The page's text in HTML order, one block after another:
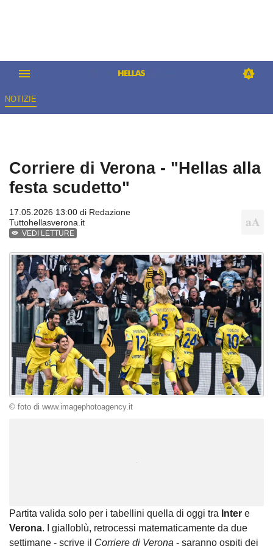
NOTIZIE
Corriere di Verona - "Hellas alla
festa scudetto"
17.05.2026 13:00 di Redazione
Tuttohellasverona.it
VEDI LETTURE
© foto di www.imagephotoagency.it
Partita valida solo per i tabellini quella di oggi tra Inter e
Verona. I gialloblù, retrocessi matematicamente da due
settimane - scrive il Corriere di Verona - saranno ospiti dei